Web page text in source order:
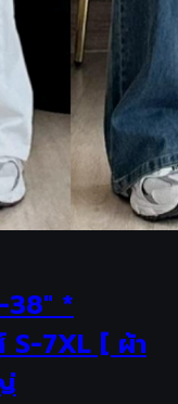
38" *
S-7XL [ ผ้า